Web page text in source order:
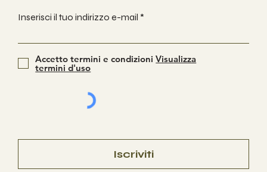
Inserisci il tuo indirizzo e-mail
Iscriviti
Accetto termini e condizioni Visualizza
termini d'uso